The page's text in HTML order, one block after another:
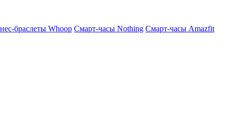
браслеты Whoop Смарт-часы Nothing Смарт-часы Amazfit